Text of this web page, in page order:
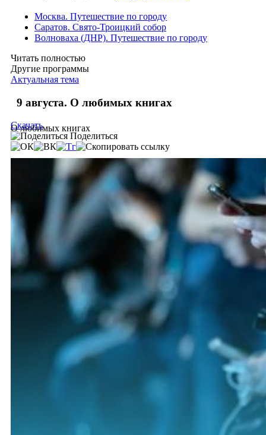
Москва. Путешествие по городу
Саратов. Свято-Троицкий собор
Волноваха (ДНР). Путешествие по городу
Читать полностью
Другие программы
Актуальная тема
9 августа. О любимых книгах
О любимых книгах
Скачать
Поделиться